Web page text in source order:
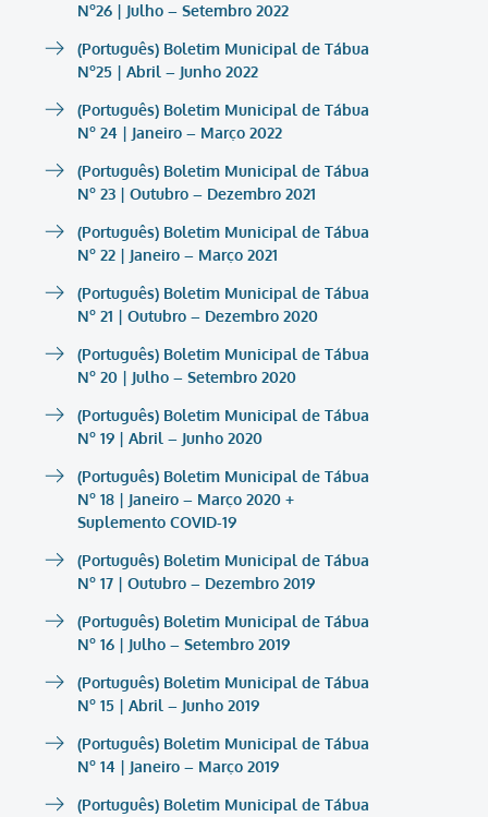
Nº26 | Julho – Setembro 2022
(Português) Boletim Municipal de Tábua
Nº25 | Abril – Junho 2022
(Português) Boletim Municipal de Tábua
Nº 24 | Janeiro – Março 2022
(Português) Boletim Municipal de Tábua
Nº 23 | Outubro – Dezembro 2021
(Português) Boletim Municipal de Tábua
Nº 22 | Janeiro – Março 2021
(Português) Boletim Municipal de Tábua
Nº 21 | Outubro – Dezembro 2020
(Português) Boletim Municipal de Tábua
Nº 20 | Julho – Setembro 2020
(Português) Boletim Municipal de Tábua
Nº 19 | Abril – Junho 2020
(Português) Boletim Municipal de Tábua
Nº 18 | Janeiro – Março 2020 +
Suplemento COVID-19
(Português) Boletim Municipal de Tábua
Nº 17 | Outubro – Dezembro 2019
(Português) Boletim Municipal de Tábua
Nº 16 | Julho – Setembro 2019
(Português) Boletim Municipal de Tábua
Nº 15 | Abril – Junho 2019
(Português) Boletim Municipal de Tábua
Nº 14 | Janeiro – Março 2019
(Português) Boletim Municipal de Tábua